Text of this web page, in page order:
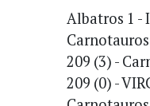
Albatros 1 -
209 (3) -
209 (0) -